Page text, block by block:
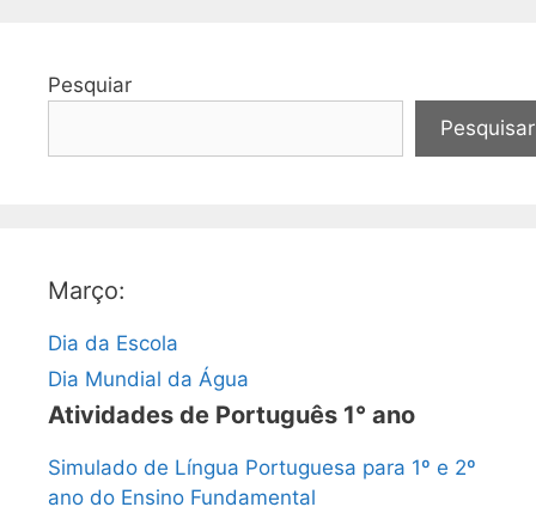
Pesquiar
Pesquisar
Março:
Dia da Escola
Dia Mundial da Água
Atividades de Português 1° ano
Simulado de Língua Portuguesa para 1º e 2º
ano do Ensino Fundamental